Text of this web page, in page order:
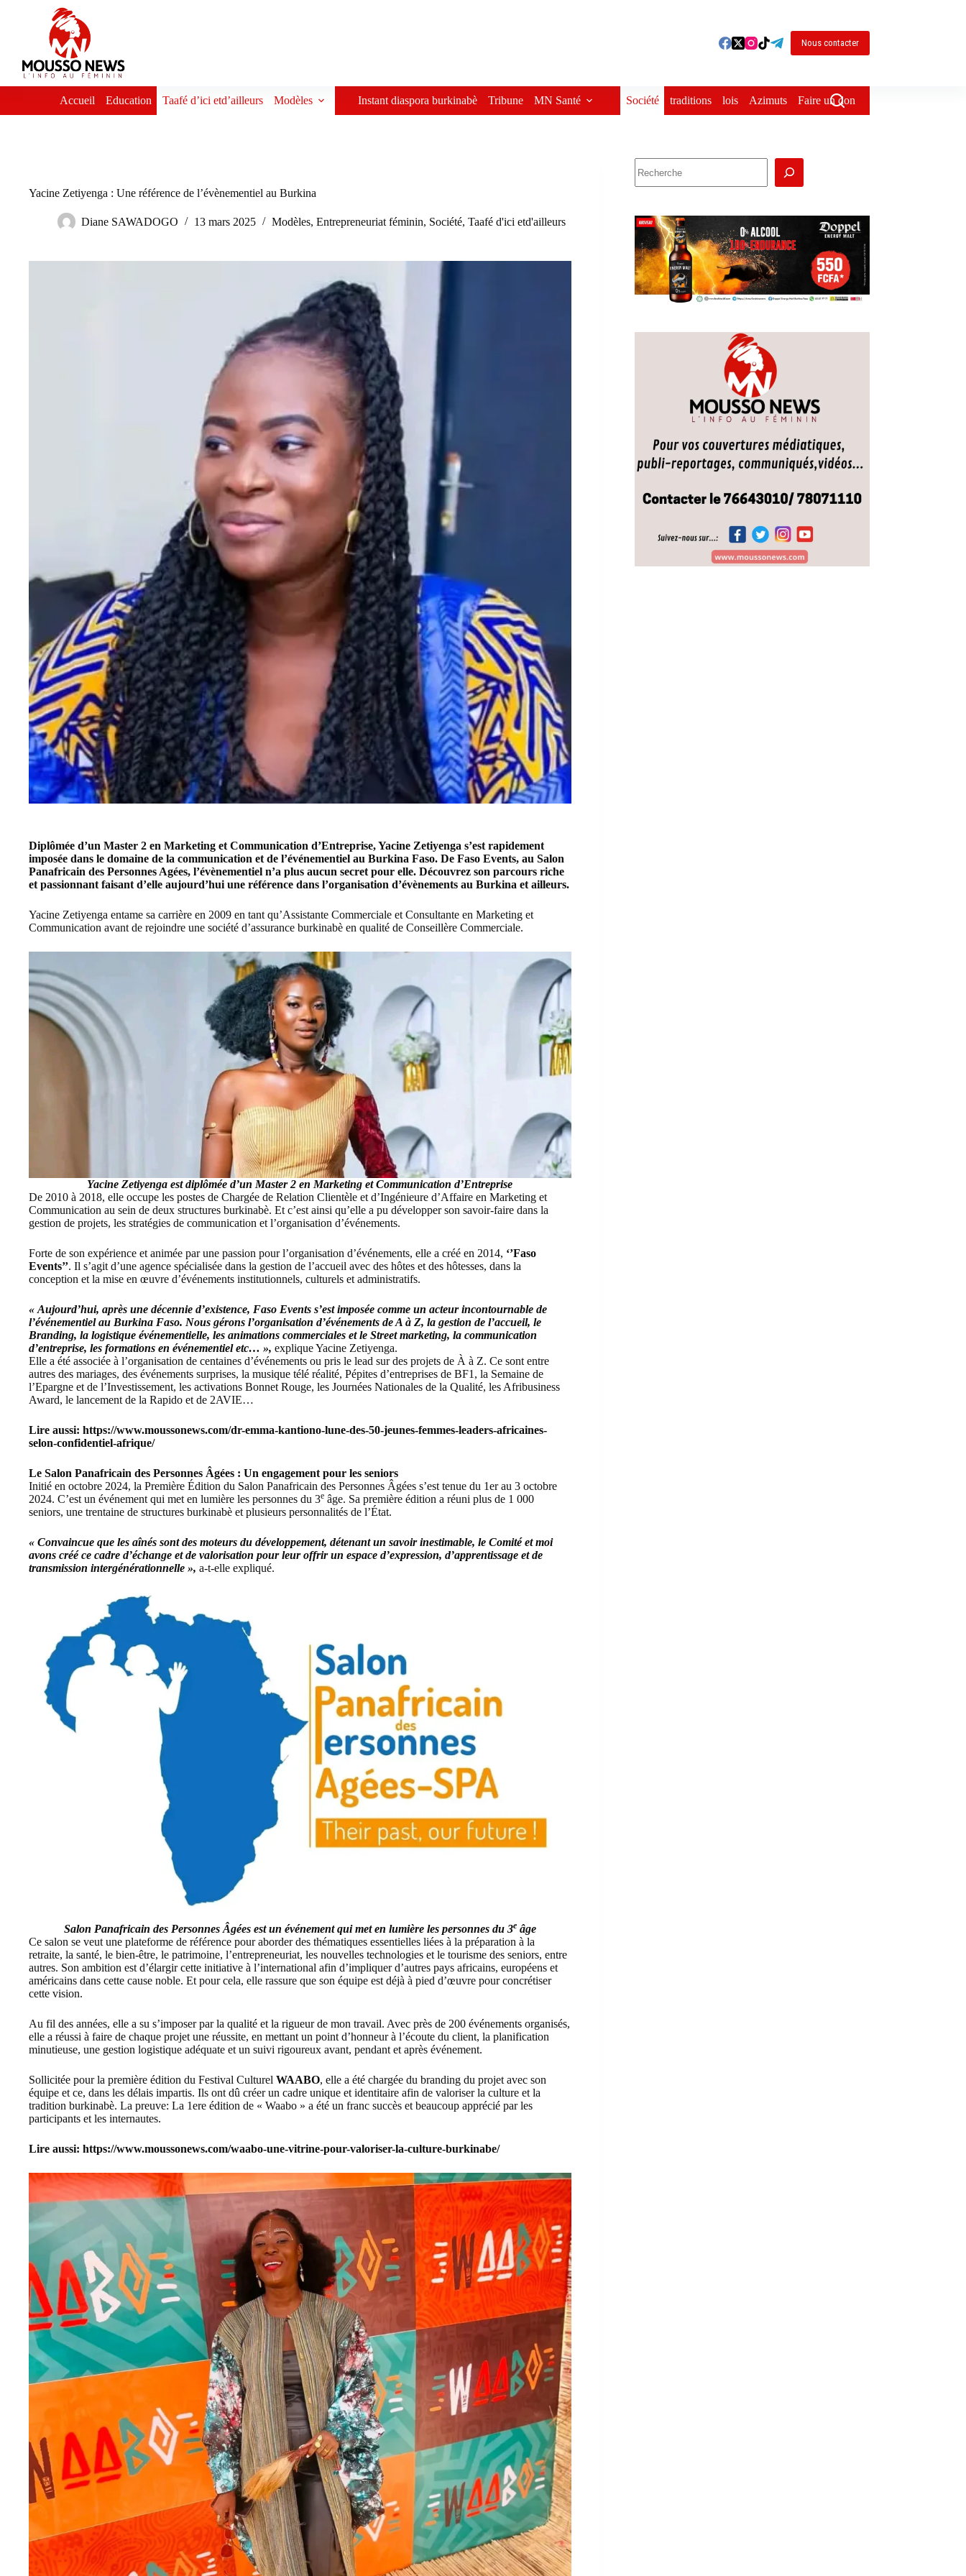
Nous contacter
Accueil Education Taafé d’ici etd’ailleurs Modèles Instant diaspora burkinabè Tribune MN Santé Société traditions lois Azimuts Faire un don
Yacine Zetiyenga : Une référence de l’évènementiel au Burkina
Diane SAWADOGO 13 mars 2025 Modèles, Entrepreneuriat féminin, Société, Taafé d'ici etd'ailleurs
Diplômée d’un Master 2 en Marketing et Communication d’Entreprise,Yacine Zetiyenga s’est rapidement
imposée dans le domaine de la communication et de l’événementiel au Burkina Faso. De Faso Events, au Salon
Panafricain des Personnes Agées, l’évènementiel n’a plus aucun secret pour elle. Découvrez son parcours riche
et passionnant faisant d’elle aujourd’hui une référence dans l’organisation d’évènements au Burkina et ailleurs.
Yacine Zetiyenga entame sa carrière en 2009 en tant qu’Assistante Commerciale et Consultante en Marketing et
Communication avant de rejoindre une société d’assurance burkinabè en qualité de Conseillère Commerciale.
Yacine Zetiyenga est diplôméed’un Master 2 en Marketing et Communication d’Entreprise
De 2010 à 2018, elle occupe les postes de Chargée de Relation Clientèle et d’Ingénieure d’Affaire en Marketing et
Communication au sein de deux structures burkinabè. Et c’est ainsi qu’elle a pu développer son savoir-faire dans la
gestion de projets, les stratégies de communication et l’organisation d’événements.
Forte de son expérience et animée par une passion pour l’organisation d’événements, elle a créé en 2014, ‘’Faso
Events’’. Il s’agit d’une agence spécialisée dans la gestion de l’accueil avec des hôtes et des hôtesses, dans la
conception et la mise en œuvre d’événements institutionnels, culturels et administratifs.
« Aujourd’hui, après une décennie d’existence, Faso Events s’est imposée comme un acteur incontournable de
l’événementiel au Burkina Faso. Nous gérons l’organisation d’événements de A à Z, la gestion de l’accueil, le
Branding, la logistique événementielle, les animations commerciales et le Street marketing, la communication
d’entreprise, les formations en événementiel etc… », explique Yacine Zetiyenga.
Elle a été associée à l’organisation de centaines d’événements ou pris le lead sur des projets de À à Z. Ce sont entre
autres des mariages, des événements surprises, la musique télé réalité, Pépites d’entreprises de BF1, la Semaine de
l’Epargne et de l’Investissement, les activations Bonnet Rouge, les Journées Nationales de la Qualité, lesAfribusiness
Award, le lancement de la Rapido et de 2AVIE…
Lire aussi: https://www.moussonews.com/dr-emma-kantiono-lune-des-50-jeunes-femmes-leaders-africaines-
selon-confidentiel-afrique/
Le Salon Panafricain des Personnes Âgées : Un engagement pour les seniors
Initié en octobre 2024, la Première Édition du Salon Panafricain des Personnes Âgées s’est tenue du 1er au 3 octobre
2024. C’est un événement qui met en lumière les personnes du 3e âge. Sa première édition a réuni plus de 1 000
seniors, une trentaine de structures burkinabè et plusieurs personnalités de l’État.
« Convaincue que les aînés sont des moteurs du développement, détenant un savoir inestimable, le Comité et moi
avons créé ce cadre d’échange et de valorisation pour leur offrir un espace d’expression, d’apprentissage et de
transmission intergénérationnelle », a-t-elle expliqué.
Salon Panafricain des Personnes Âgées est un événement qui met en lumière les personnes du 3eâge
Ce salon se veut une plateforme de référence pour aborder des thématiques essentielles liées à la préparation à la
retraite, la santé, le bien-être, le patrimoine, l’entrepreneuriat, les nouvelles technologies et le tourisme des seniors, entre
autres. Son ambition est d’élargir cette initiative à l’international afin d’impliquer d’autres pays africains, européens et
américains dans cette cause noble. Et pour cela, elle rassure que son équipe est déjà à pied d’œuvre pour concrétiser
cette vision.
Au fil des années, elle a su s’imposer par la qualité et la rigueur de mon travail. Avec près de 200 événements organisés,
elle a réussi à faire de chaque projet une réussite, en mettant un point d’honneur à l’écoute du client, la planification
minutieuse, une gestion logistique adéquate et un suivi rigoureux avant, pendant et après événement.
Sollicitée pour la première édition du Festival Culturel WAABO, elle a été chargée du branding du projet avec son
équipe et ce, dans les délais impartis. Ils ont dû créer un cadre unique et identitaire afin de valoriser la culture et la
tradition burkinabè. La preuve: La 1ere édition de « Waabo » a été un franc succès et beaucoup apprécié par les
participants et les internautes.
Lire aussi: https://www.moussonews.com/waabo-une-vitrine-pour-valoriser-la-culture-burkinabe/